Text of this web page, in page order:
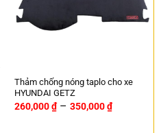
Thảm chống nóng taplo cho xe
HYUNDAI GETZ
260,000₫ – 350,000₫